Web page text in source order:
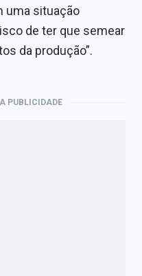
uma situação
de ter que semear
da produção”.
PUBLICIDADE